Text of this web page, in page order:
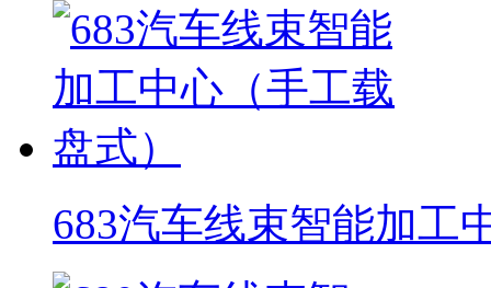
683汽车线束智能加工